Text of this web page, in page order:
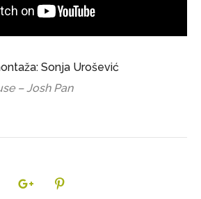
Sonja Urošević
– Josh Pan